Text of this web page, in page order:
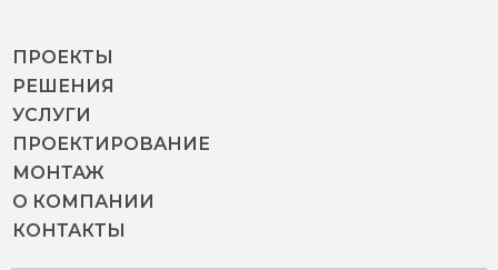
ПРОЕКТЫ
РЕШЕНИЯ
УСЛУГИ
ПРОЕКТИРОВАНИЕ
МОНТАЖ
О КОМПАНИИ
КОНТАКТЫ